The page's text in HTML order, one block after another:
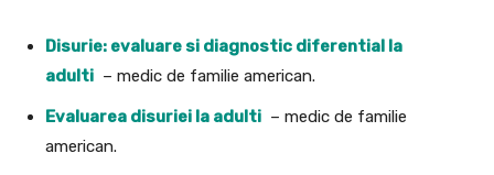
Disurie: evaluare si diagnostic diferential la
adulti – medic de familie american.
Evaluarea disuriei la adulti – medic de familie
american.